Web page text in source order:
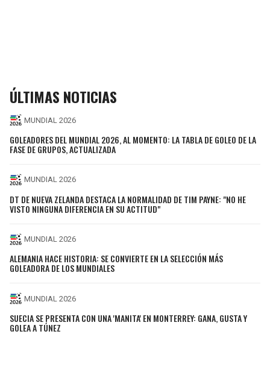
ÚLTIMAS NOTICIAS
MUNDIAL 2026
GOLEADORES DEL MUNDIAL 2026, AL MOMENTO: LA TABLA DE GOLEO DE LA
FASE DE GRUPOS, ACTUALIZADA
MUNDIAL 2026
DT DE NUEVA ZELANDA DESTACA LA NORMALIDAD DE TIM PAYNE: "NO HE
VISTO NINGUNA DIFERENCIA EN SU ACTITUD"
MUNDIAL 2026
ALEMANIA HACE HISTORIA: SE CONVIERTE EN LA SELECCIÓN MÁS
GOLEADORA DE LOS MUNDIALES
MUNDIAL 2026
SUECIA SE PRESENTA CON UNA 'MANITA' EN MONTERREY: GANA, GUSTA Y
GOLEA A TÚNEZ